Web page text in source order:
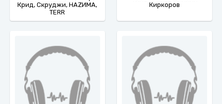
Крид, Скруджи, НАZИМА,
TERR
Киркоров